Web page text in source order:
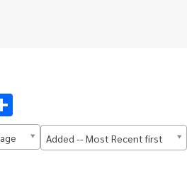
Added -- Most Recent first